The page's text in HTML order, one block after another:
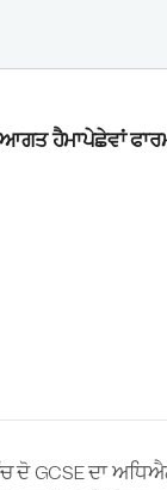
ਹੈਮਾਪੇਛੇਵਾਂ
GCSE ਦਾ